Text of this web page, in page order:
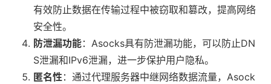
有效防止数据在传输过程中被窃取和篡改，提高网络
安全性。
防泄漏功能：Asocks具有防泄漏功能，可以防止DN
S泄漏和IPv6泄漏，进一步保护用户隐私。
匿名性：通过代理服务器中继网络数据流量，Asock